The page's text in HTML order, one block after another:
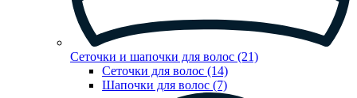
Сеточки и шапочки для волос (21)
Сеточки для волос (14)
Шапочки для волос (7)